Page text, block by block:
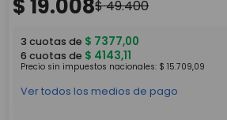
$19.008$49.400
3 cuotas de $ 7377,00
6 cuotas de $ 4143,11
Precio sin impuestos nacionales: $ 15.709,09
Ver todos los medios de pago